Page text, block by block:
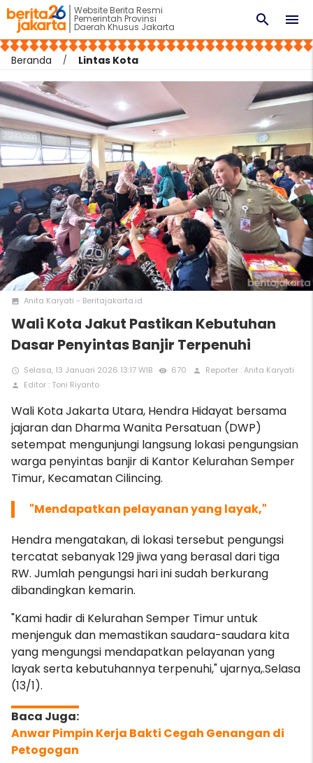
Website Berita Resmi
Pemerintah Provinsi
Daerah Khusus Jakarta menu
search
Beranda Lintas Kota
photo Anita Karyati - Beritajakarta.id
Wali Kota Jakut Pastikan Kebutuhan
Dasar Penyintas Banjir Terpenuhi
access_time Selasa, 13 Januari 2026 13:17 WIB remove_red_eye 670 person Reporter : Anita Karyati
person Editor : Toni Riyanto
Wali Kota Jakarta Utara, Hendra Hidayat bersama
jajaran dan Dharma Wanita Persatuan (DWP)
setempat mengunjungi langsung lokasi pengungsian
warga penyintas banjir di Kantor Kelurahan Semper
Timur, Kecamatan Cilincing.
"Mendapatkan pelayanan yang layak,"
Hendra mengatakan, di lokasi tersebut pengungsi
tercatat sebanyak 129 jiwa yang berasal dari tiga
RW. Jumlah pengungsi hari ini sudah berkurang
dibandingkan kemarin.
"Kami hadir di Kelurahan Semper Timur untuk
menjenguk dan memastikan saudara-saudara kita
yang mengungsi mendapatkan pelayanan yang
layak serta kebutuhannya terpenuhi," ujarnya,.Selasa
(13/1).
Anwar Pimpin Kerja Bakti Cegah Genangan di
Petogogan